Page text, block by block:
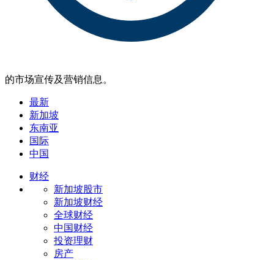
的市场宣传及营销信息。
最新
新加坡
东南亚
国际
中国
财经
新加坡股市
新加坡财经
全球财经
中国财经
投资理财
房产